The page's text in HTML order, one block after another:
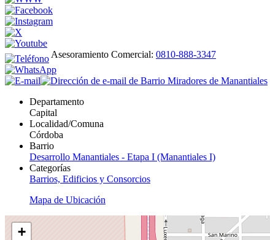
Asesoramiento Comercial: 0810-888-3347
Departamento
Capital
Localidad/Comuna
Córdoba
Barrio
Desarrollo Manantiales - Etapa I (Manantiales I)
Categorías
Barrios, Edificios y Consorcios
Mapa de Ubicación
+